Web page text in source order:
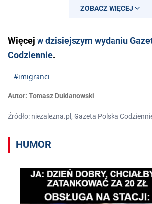
ZOBACZ WIĘCEJ
Więcej w dzisiejszym wydaniu
Codziennie.
#imigranci
Autor: Tomasz Duklanowski
Źródło: niezalezna.pl, Gazeta Polska
HUMOR